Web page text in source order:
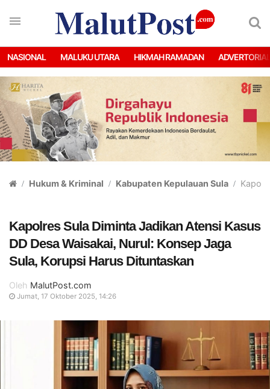
NASIONAL MALUKU UTARA HIKMAH RAMADAN ADVERTORIAL
Hukum & Kriminal Kabupaten Kepulauan Sula
Kapolres Sula Diminta Jadikan Atensi Kasus
DD Desa Waisakai, Nurul: Konsep Jaga
Sula, Korupsi Harus Dituntaskan
Oleh MalutPost.com
Jumat, 17 Oktober 2025, 14:26